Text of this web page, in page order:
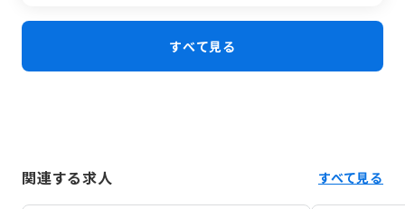
営の中枢を担う役割へとステップアップしていきます。
すべて見る
関連する求人 すべて見る